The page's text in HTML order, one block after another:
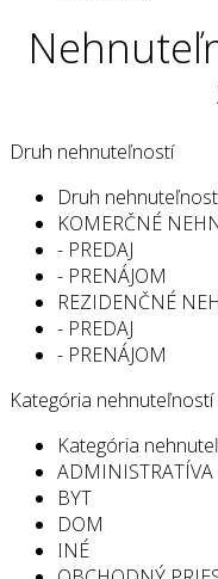
Druh nehnuteľností
Druh
KOMERČNÉ
- PREDAJ
- PRENÁJOM
REZIDENČNÉ
- PREDAJ
- PRENÁJOM
Kategória nehnuteľností
Kategória
ADMINISTRATÍVA
BYT
DOM
INÉ